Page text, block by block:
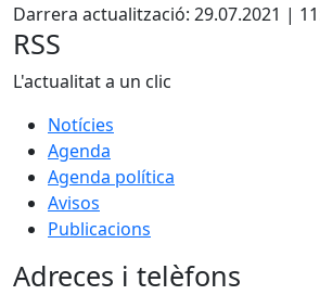
Darrera actualització: 29.07.2021 |
RSS
L'actualitat a un clic
Notícies
Agenda
Agenda política
Avisos
Publicacions
Adreces i telèfons